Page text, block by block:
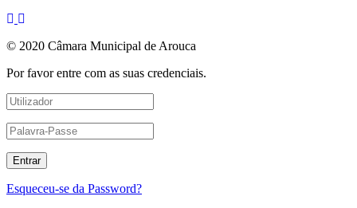
© 2020 Câmara Municipal de Arouca
Por favor entre com as suas credenciais.
Esqueceu-se da Password?